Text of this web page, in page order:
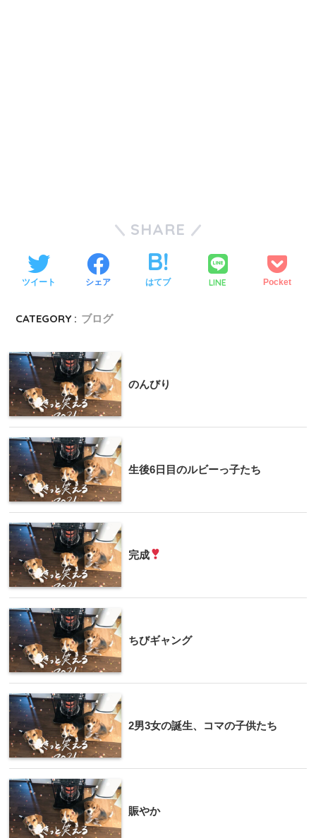
SHARE
ツイート シェア はてブ LINE Pocket
CATEGORY : ブログ
のんびり
生後6日目のルビーっ子たち
完成
ちびギャング
2男3女の誕生、コマの子供たち
賑やか